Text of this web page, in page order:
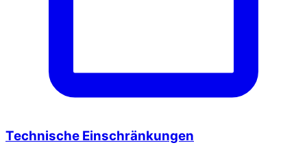
Technische Einschränkungen